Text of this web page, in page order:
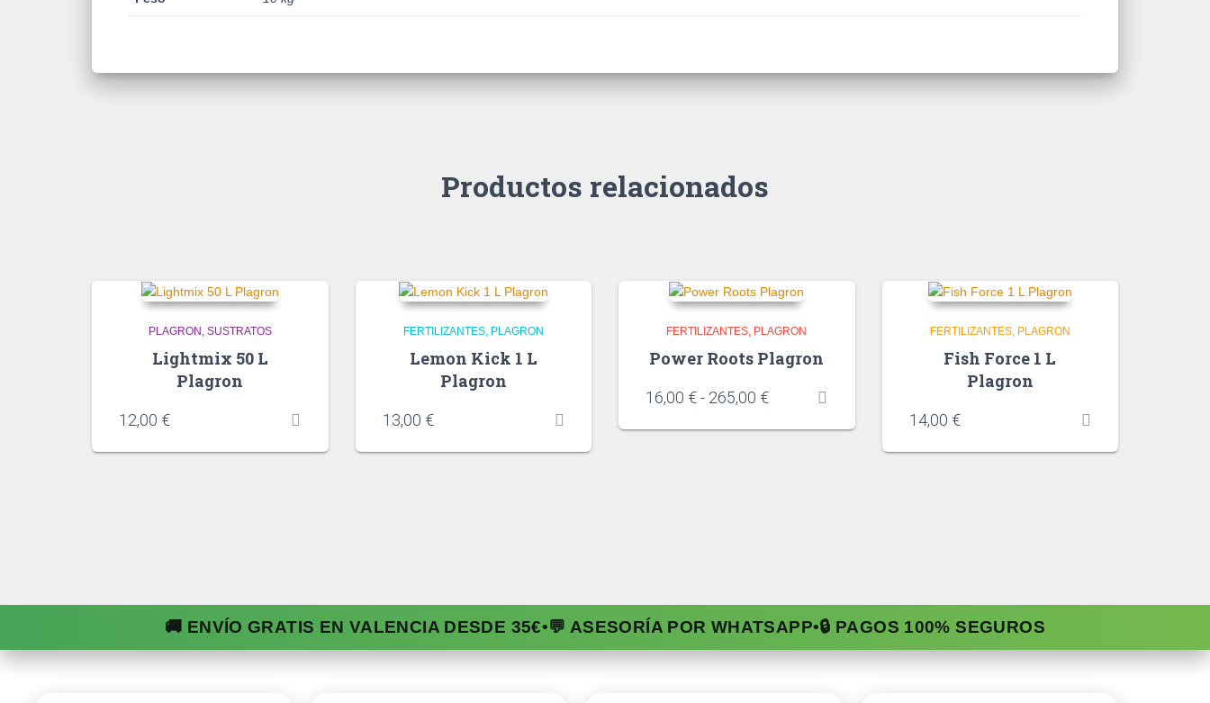
Productos relacionados
PLAGRON SUSTRATOS
Lightmix 50 L
Plagron
12,00 €
FERTILIZANTES PLAGRON
Lemon Kick 1 L
Plagron
13,00 €
FERTILIZANTES PLAGRON
Power Roots Plagron
16,00 €- 265,00 €
FERTILIZANTES PLAGRON
Fish Force 1 L
Plagron
14,00 €
🚚 ENVÍO GRATIS EN VALENCIA DESDE 35€•💬 ASESORÍA POR WHATSAPP•🔒 PAGOS 100% SEGUROS